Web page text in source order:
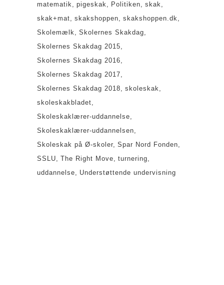
matematik
pigeskak Politiken
skak
skak+mat
skakshoppen
skakshoppen.dk
Skolemælk
Skolernes Skakdag
Skolernes Skakdag 2015
Skolernes Skakdag 2016
Skolernes Skakdag 2017
Skolernes Skakdag 2018
skoleskak
skoleskakbladet
Skoleskaklærer-uddannelse
Skoleskaklærer-uddannelsen
Skoleskak på Ø-skoler Spar Nord Fonden
SSLU
The Right Move
turnering
uddannelse
Understøttende undervisning